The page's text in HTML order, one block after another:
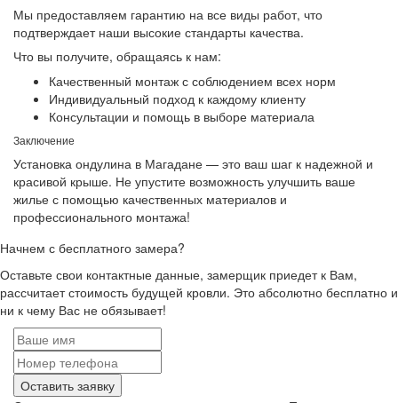
Мы предоставляем гарантию на все виды работ, что
подтверждает наши высокие стандарты качества.
Что вы получите, обращаясь к нам:
Качественный монтаж с соблюдением всех норм
Индивидуальный подход к каждому клиенту
Консультации и помощь в выборе материала
Заключение
Установка ондулина в Магадане — это ваш шаг к надежной и
красивой крыше. Не упустите возможность улучшить ваше
жилье с помощью качественных материалов и
профессионального монтажа!
Начнем с бесплатного замера?
Оставьте свои контактные данные, замерщик приедет к Вам,
рассчитает стоимость будущей кровли. Это абсолютно бесплатно и
ни к чему Вас не обязывает!
Оставить заявку